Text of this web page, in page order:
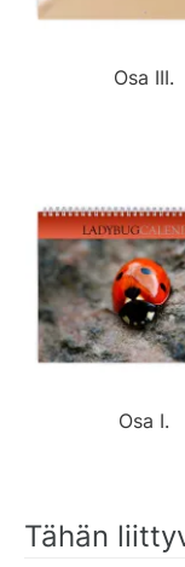
Osa III.
Osa I.
Tähän